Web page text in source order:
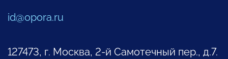
id@opora.ru
127473, г. Москва, 2-й Самотечный пер., д.7.